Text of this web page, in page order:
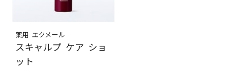
薬用 エクメール
スキャルプ ケア ショ
ット